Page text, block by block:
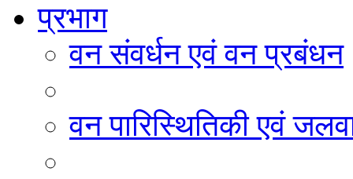
प्रभाग
वन संवर्धन एवं वन प्रबंधन
वन पारिस्थितिकी एवं